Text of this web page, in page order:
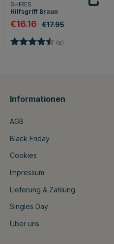
SHIRES
Hilfsgriff Braun
€16.16 €17.95
Bewertung: (8)
Informationen
AGB
Black Friday
Cookies
Impressum
Lieferung & Zahlung
Singles Day
Über uns